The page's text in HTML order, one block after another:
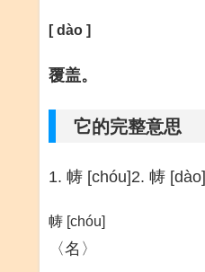
[ dào ]
覆盖。
它的完整意思
1. 帱 [chóu]2. 帱 [dào]
帱 [chóu]
〈名〉